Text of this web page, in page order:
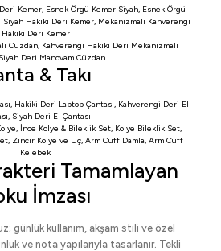
Kemer, Esnek Örgü Kemer Siyah, Esnek Örgü
Siyah Hakiki Deri Kemer, Mekanizmalı Kahverengi
Hakiki Deri Kemer
Cüzdan, Kahverengi Hakiki Deri Mekanizmalı
Siyah Deri Manovam Cüzdan
& Takı
, Hakiki Deri Laptop Çantası, Kahverengi Deri El
, Siyah Deri El Çantası
, İnce Kolye & Bileklik Set, Kolye Bileklik Set,
, Zincir Kolye ve Uç, Arm Cuff Damla, Arm Cuff
Kelebek
Tamamlayan
İmzası
günlük kullanım, akşam stili ve özel
ve nota yapılarıyla tasarlanır. Tekli